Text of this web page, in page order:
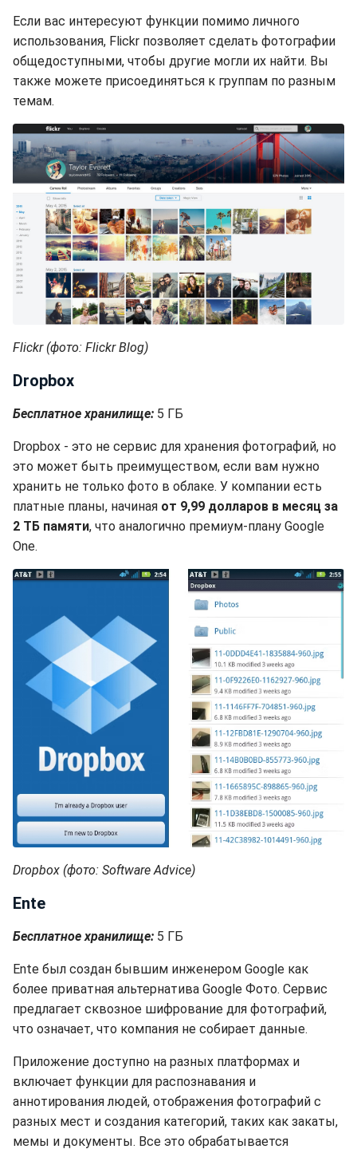
Если вас интересуют функции помимо личного
использования, Flickr позволяет сделать фотографии
общедоступными, чтобы другие могли их найти. Вы
также можете присоединяться к группам по разным
темам.
Flickr (фото: Flickr Blog)
Dropbox
Бесплатное хранилище: 5 ГБ
Dropbox - это не сервис для хранения фотографий, но
это может быть преимуществом, если вам нужно
хранить не только фото в облаке. У компании есть
платные планы, начиная от 9,99 долларов в месяц за
2 ТБ памяти, что аналогично премиум-плану Google
One.
Dropbox (фото: Software Advice)
Ente
Бесплатное хранилище: 5 ГБ
Ente был создан бывшим инженером Google как
более приватная альтернатива Google Фото. Сервис
предлагает сквозное шифрование для фотографий,
что означает, что компания не собирает данные.
Приложение доступно на разных платформах и
включает функции для распознавания и
аннотирования людей, отображения фотографий с
разных мест и создания категорий, таких как закаты,
мемы и документы. Все это обрабатывается